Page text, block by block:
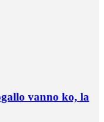
vanno ko, la